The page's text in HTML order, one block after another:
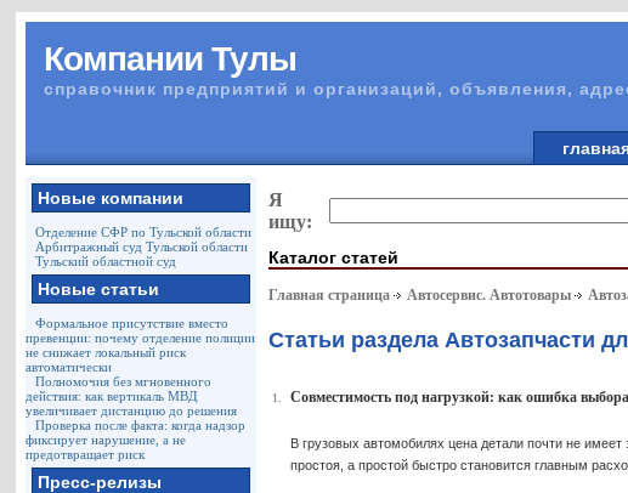
Компании Тулы
справочник предприятий и организаций, объявления,
Новые компании
Отделение СФР по Тульской области
Арбитражный суд Тульской области
Тульский областной суд
Новые статьи
Формальное присутствие вместо
превенции: почему отделение полиции
не снижает локальный риск
автоматически
Полномочия без мгновенного
действия: как вертикаль МВД
увеличивает дистанцию до решения
Проверка после факта: когда надзор
фиксирует нарушение, а не
предотвращает риск
Пресс-релизы
Я
ищу:
Каталог статей
Главная страница Автосервис. Автотовары
Статьи раздела Автозапчасти
1. Совместимость под нагрузкой: как ошибка
В грузовых автомобилях цена детали почти не
простоя, а простой быстро становится главным